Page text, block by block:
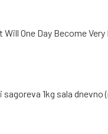
Will One Day Become
1kg sala dnevno